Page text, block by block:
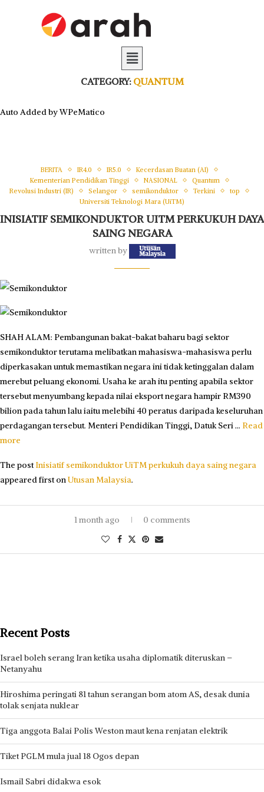
CATEGORY: QUANTUM
Auto Added by WPeMatico
BERITA IR4.0 IR5.0
Kecerdasan Buatan (AI)
Kementerian Pendidikan Tinggi
NASIONAL
Quantum
Revolusi Industri (IR)
Selangor semikonduktor Terkini
top
Universiti Teknologi Mara (UiTM)
INISIATIF SEMIKONDUKTOR UITM PERKUKUH DAYA
SAING NEGARA
written by
SHAH ALAM: Pembangunan bakat-bakat baharu bagi sektor
semikonduktor terutama melibatkan mahasiswa-mahasiswa perlu
diperkasakan untuk memastikan negara ini tidak ketinggalan dalam
merebut peluang ekonomi. Usaha ke arah itu penting apabila sektor
tersebut menyumbang kepada nilai eksport negara hampir RM390
bilion pada tahun lalu iaitu melebihi 40 peratus daripada keseluruhan
perdagangan tersebut. Menteri Pendidikan Tinggi, Datuk Seri … Read
more
The postInisiatif semikonduktor UiTM perkukuh daya saing negara
appeared first onUtusan Malaysia.
1 month ago 0 comments
Recent Posts
Israel boleh serang Iran ketika usaha diplomatik diteruskan –
Netanyahu
Hiroshima peringati 81 tahun serangan bom atom AS, desak dunia
tolak senjata nuklear
Tiga anggota Balai Polis Weston maut kena renjatan elektrik
Tiket PGLM mula jual 18 Ogos depan
Ismail Sabri didakwa esok